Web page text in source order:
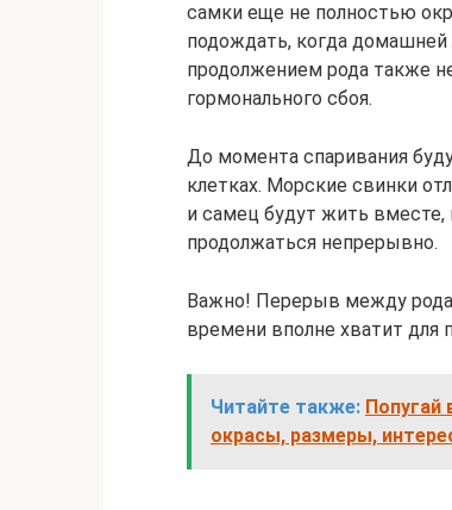
самки еще не полностью
подождать, когда домашней
продолжением рода также
гормонального сбоя.
До момента спаривания
клетках. Морские свинки
и самец будут жить
продолжаться непрерывно.
Важно! Перерыв между
времени вполне хватит для
Читайте также: Попугай
окрасы, размеры,